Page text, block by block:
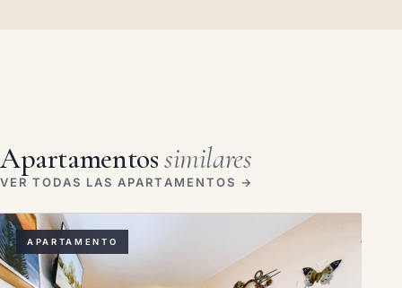
Apartamentossimilares
VER TODAS LAS APARTAMENTOS →
APARTAMENTO